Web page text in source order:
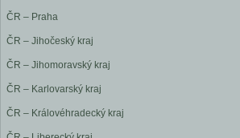
ČR – Praha
ČR – Jihočeský kraj
ČR – Jihomoravský kraj
ČR – Karlovarský kraj
ČR – Královéhradecký kraj